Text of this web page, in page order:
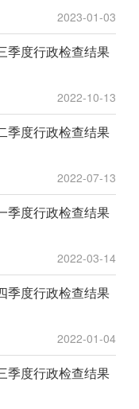
2023-01-03
季度行政检查结果
2022-10-13
季度行政检查结果
2022-07-13
季度行政检查结果
2022-03-14
季度行政检查结果
2022-01-04
季度行政检查结果